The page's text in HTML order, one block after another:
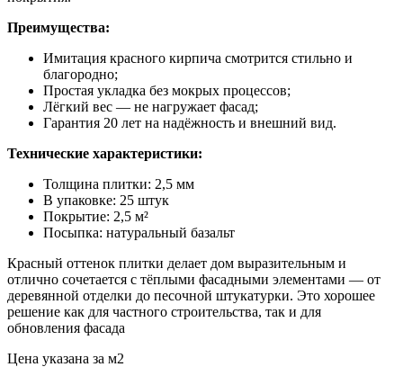
Преимущества:
Имитация красного кирпича смотрится стильно и
благородно;
Простая укладка без мокрых процессов;
Лёгкий вес — не нагружает фасад;
Гарантия 20 лет на надёжность и внешний вид.
Технические характеристики:
Толщина плитки: 2,5 мм
В упаковке: 25 штук
Покрытие: 2,5 м²
Посыпка: натуральный базальт
Красный оттенок плитки делает дом выразительным и
отлично сочетается с тёплыми фасадными элементами — от
деревянной отделки до песочной штукатурки. Это хорошее
решение как для частного строительства, так и для
обновления фасада
Цена указана за м2